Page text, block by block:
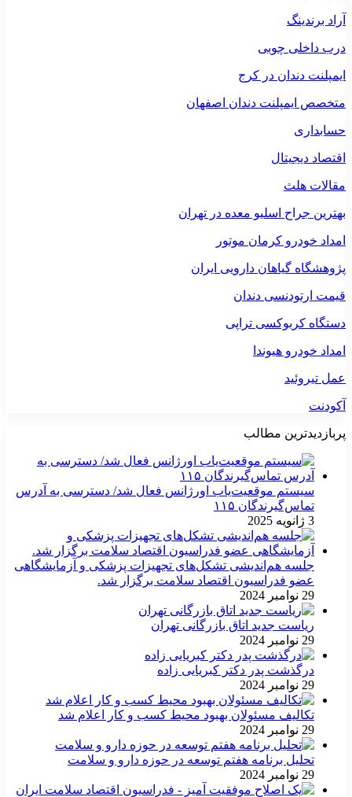
آراد برندینگ
درب داخلی چوبی
ایمپلنت دندان در کرج
متخصص ایمپلنت دندان اصفهان
حسابداری
اقتصاد دیجیتال
مقالات هلث
بهترین جراح اسلیو معده در تهران
امداد خودرو کرمان موتور
پژوهشگاه گیاهان دارویی ایران
قیمت ارتودنسی دندان
دستگاه کربوکسی تراپی
امداد خودرو هیوندا
عمل تیروئید
آکودنت
پربازدیدترین مطالب
سیستم موقعیت‌یاب اورژانس فعال شد/ دسترسی به آدرس
تماس‌گیرندگان ۱۱۵
3 ژانویه 2025
جلسه هم‌اندیشی تشکل‌های تجهیزات پزشکی و آزمایشگاهی
عضو فدراسیون اقتصاد سلامت برگزار شد.
29 نوامبر 2024
ریاست جدید اتاق بازرگانی تهران
29 نوامبر 2024
درگذشت پدر دکتر کبریایی زاده
29 نوامبر 2024
تکالیف مسئولان بهبود محیط کسب و کار اعلام شد
29 نوامبر 2024
تحلیل برنامه هفتم توسعه در حوزه دارو و سلامت
29 نوامبر 2024